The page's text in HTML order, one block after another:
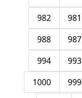
981
982
987
988
993
994
999
1000